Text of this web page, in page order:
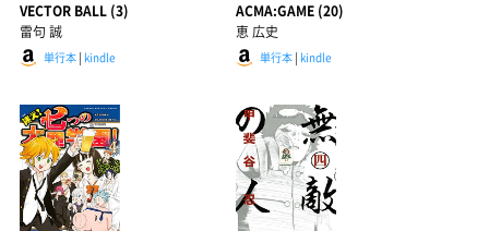
VECTOR BALL (3)
雷句 誠
単行本 | kindle
ACMA:GAME (20)
恵 広史
単行本| kindle